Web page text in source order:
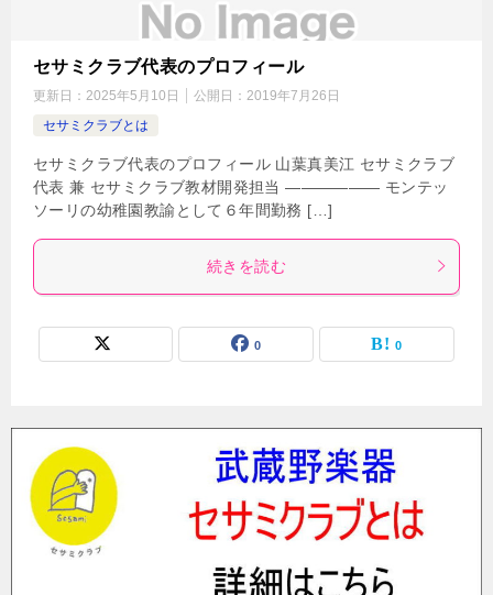
セサミクラブ代表のプロフィール
更新日： 2025年5月10日 公開日： 2019年7月26日
セサミクラブとは
セサミクラブ代表のプロフィール 山葉真美江 セサミクラブ
代表 兼 セサミクラブ教材開発担当 —————— モンテッ
ソーリの幼稚園教諭として６年間勤務 […]
続きを読む
0 0